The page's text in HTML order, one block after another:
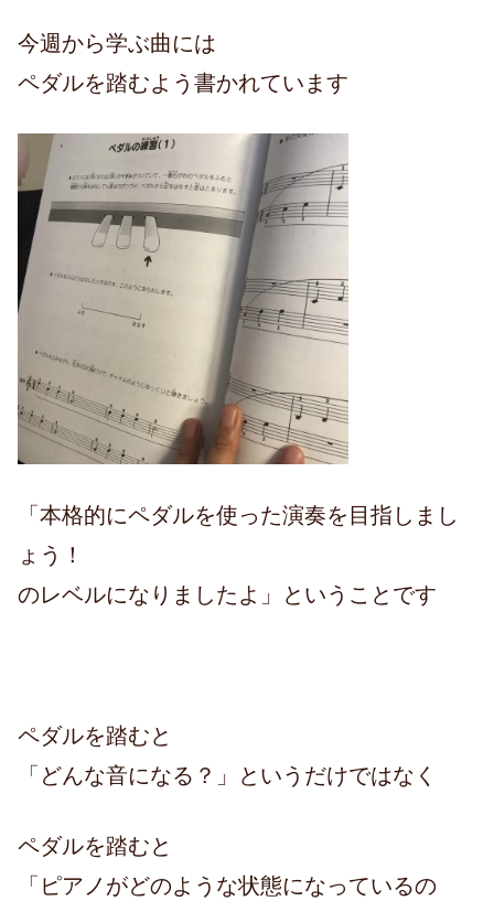
今週から学ぶ曲には
ペダルを踏むよう書かれています
「本格的にペダルを使った演奏を目指しまし
ょう！
のレベルになりましたよ」ということです
ペダルを踏むと
「どんな音になる？」というだけではなく
ペダルを踏むと
「ピアノがどのような状態になっているの